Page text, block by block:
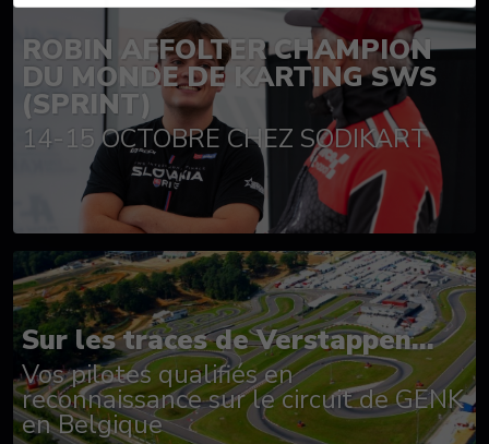
ROBIN AFFOLTER CHAMPION
DU MONDE DE KARTING SWS
(SPRINT)
14-15 OCTOBRE CHEZ SODIKART
Sur les traces de Verstappen...
Vos pilotes qualifiés en
reconnaissance sur le circuit de GENK
en Belgique